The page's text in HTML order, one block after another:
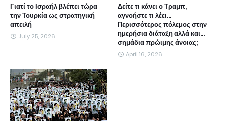
Γιατί το Ισραήλ βλέπει τώρα
την Τουρκία ως στρατηγική
απειλή
July 25, 2026
Δείτε τι κάνει ο Τραμπ,
αγνοήστε τι λέει...
Περισσότερος πόλεμος στην
ημερήσια διάταξη αλλά και...
σημάδια πρώιμης άνοιας;
April 16, 2026